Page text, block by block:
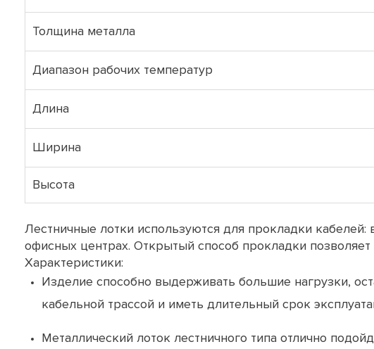
Толщина металла
Диапазон рабочих температур
Длина
Ширина
Высота
Лестничные лотки используются для прокладки
офисных центрах. Открытый способ прокладки
Характеристики:
Изделие способно выдерживать большие нагрузки,
кабельной трассой и иметь длительный срок
Металлический лоток лестничного типа отлично